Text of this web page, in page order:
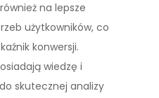
na lepsze
użytkowników, co
konwersji.
wiedzę i
skutecznej analizy